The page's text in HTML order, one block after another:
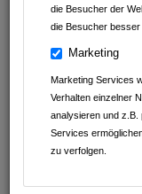
die Besucher der
die Besucher besser
Marketing
Marketing Services
Verhalten einzelner
analysieren und z.B.
Services
zu verfolgen.
Feiern Sie den
und
Tierisches
11.02.2026
Herzlichsten Dank